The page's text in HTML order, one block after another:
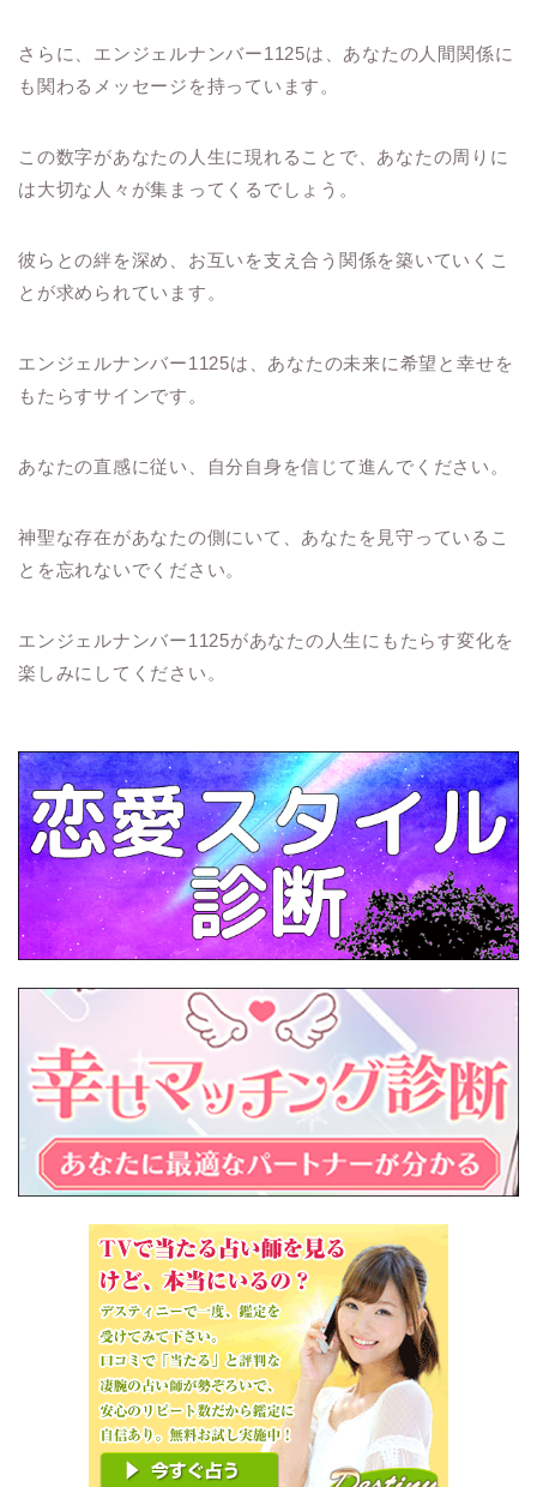
さらに、エンジェルナンバー1125は、あなたの人間関係に
も関わるメッセージを持っています。
この数字があなたの人生に現れることで、あなたの周りに
は大切な人々が集まってくるでしょう。
彼らとの絆を深め、お互いを支え合う関係を築いていくこ
とが求められています。
エンジェルナンバー1125は、あなたの未来に希望と幸せを
もたらすサインです。
あなたの直感に従い、自分自身を信じて進んでください。
神聖な存在があなたの側にいて、あなたを見守っているこ
とを忘れないでください。
エンジェルナンバー1125があなたの人生にもたらす変化を
楽しみにしてください。